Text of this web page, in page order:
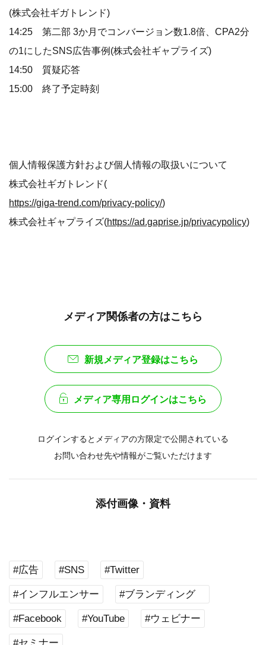
(株式会社ギガトレンド)
14:25 第二部 3か月でコンバージョン数1.8倍、CPA2分
の1にしたSNS広告事例(株式会社ギャプライズ)
14:50 質疑応答
15:00 終了予定時刻
個人情報保護方針および個人情報の取扱いについて
株式会社ギガトレンド(
https://giga-trend.com/privacy-policy/)
株式会社ギャプライズ(https://ad.gaprise.jp/privacypolicy)
メディア関係者の方はこちら
新規メディア登録はこちら
メディア専用ログインはこちら
ログインするとメディアの方限定で公開されている
お問い合わせ先や情報がご覧いただけます
添付画像・資料
#広告 #SNS #Twitter
#インフルエンサー #ブランディング
#Facebook #YouTube #ウェビナー